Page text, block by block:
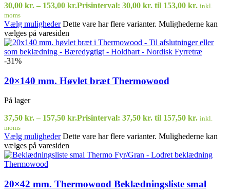
30,00 kr. – 153,00 kr.Prisinterval: 30,00 kr. til 153,00 kr. inkl.
moms
Vælg muligheder Dette vare har flere varianter. Mulighederne kan
vælges på varesiden
-31%
20×140 mm. Høvlet bræt Thermowood
På lager
37,50 kr. – 157,50 kr.Prisinterval: 37,50 kr. til 157,50 kr. inkl.
moms
Vælg muligheder Dette vare har flere varianter. Mulighederne kan
vælges på varesiden
20×42 mm. Thermowood Beklædningsliste smal